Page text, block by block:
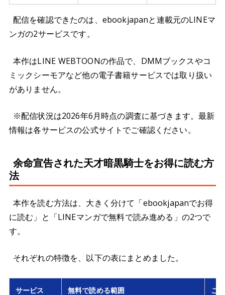
配信を確認できたのは、ebookjapanと連載元のLINEマ
ンガの2サービスです。
本作はLINE WEBTOONの作品で、DMMブックスやコ
ミックシーモアなど他の電子書籍サービスでは取り扱い
がありません。
※配信状況は2026年6月時点の調査に基づきます。最新
情報は各サービスの公式サイトでご確認ください。
余命宣告された天才暗黒騎士をお得に読む方
法
本作を読む方法は、大きく分けて「ebookjapanでお得
に読む」と「LINEマンガで無料で読み進める」の2つで
す。
それぞれの特徴を、以下の表にまとめました。
サービス 無料で読める範囲 こ